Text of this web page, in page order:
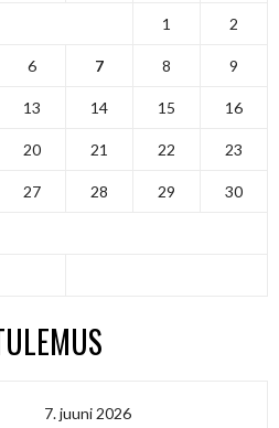
1 2
6 7 8 9
13 14 15 16
20 21 22 23
27 28 29 30
7. juuni 2026